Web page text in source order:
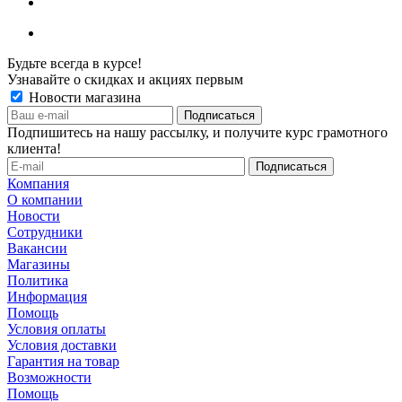
Будьте всегда в курсе!
Узнавайте о скидках и акциях первым
Новости магазина
Подпишитесь на нашу рассылку, и получите курс грамотного
клиента!
Компания
О компании
Новости
Сотрудники
Вакансии
Магазины
Политика
Информация
Помощь
Условия оплаты
Условия доставки
Гарантия на товар
Возможности
Помощь